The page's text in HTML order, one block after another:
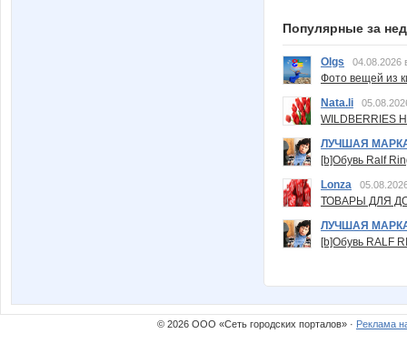
Популярные за
Olgs 04.08.2026
Фото вещей из
Nata.li
ЛУЧШАЯ
[b]Обувь Ralf
Lonza
ТОВАРЫ ДЛЯ
ЛУЧШАЯ
[b]Обувь RALF
© 2026 ООО «Сеть городских порталов» · Реклама